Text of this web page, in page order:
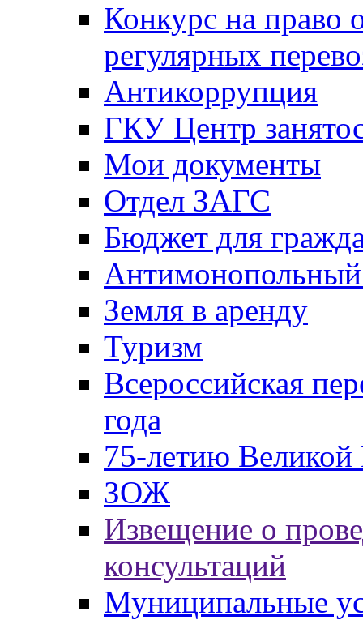
Конкурс на право
регулярных
Антикоррупция
ГКУ Центр
Мои документы
Отдел ЗАГС
Бюджет для
Антимонопольный
Земля в аренду
Туризм
Всероссийская
года
75-летию
ЗОЖ
Извещение о
консультаций
Муниципальные